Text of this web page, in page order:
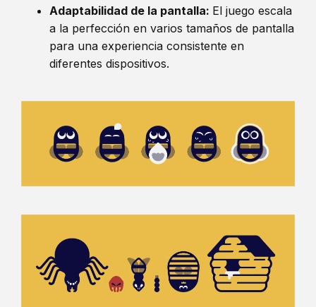
Adaptabilidad de la pantalla: El juego escala
a la perfección en varios tamaños de pantalla
para una experiencia consistente en
diferentes dispositivos.